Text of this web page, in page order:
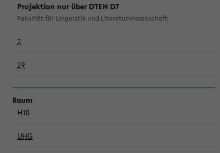
Projektion nur über DTEN D7
Fakultät für Linguistik und Literaturwissenschaft
2
29
H10
UHG